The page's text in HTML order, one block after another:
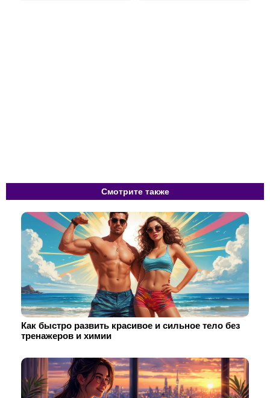
Смотрите также
Как быстро развить красивое и сильное тело без
тренажеров и химии